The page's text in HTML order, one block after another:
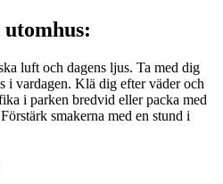
utomhus:
luft och dagens ljus. Ta med dig
i vardagen. Klä dig efter väder och
i parken bredvid eller packa med
smakerna med en stund i